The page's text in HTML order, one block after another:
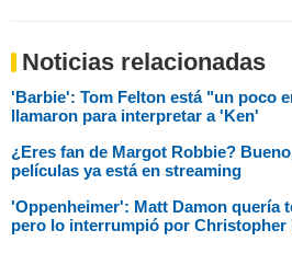
Noticias relacionadas
'Barbie': Tom Felton está "un poco
llamaron para interpretar a 'Ken'
¿Eres fan de Margot Robbie?
películas ya está en streaming
'Oppenheimer': Matt Damon quería
pero lo interrumpió por Christopher